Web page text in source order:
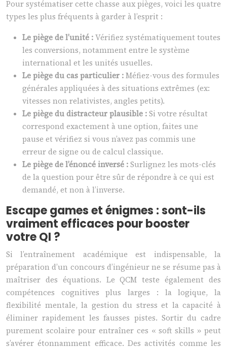
Pour systématiser cette chasse aux pièges, voici les quatre
types les plus fréquents à garder à l’esprit :
Le piège de l’unité :Vérifiez systématiquement toutes
les conversions, notamment entre le système
international et les unités usuelles.
Le piège du cas particulier :Méfiez-vous des formules
générales appliquées à des situations extrêmes (ex:
vitesses non relativistes, angles petits).
Le piège du distracteur plausible :Si votre résultat
correspond exactement à une option, faites une
pause et vérifiez si vous n’avez pas commis une
erreur de signe ou de calcul classique.
Le piège de l’énoncé inversé :Surlignez les mots-clés
de la question pour être sûr de répondre à ce qui est
demandé, et non à l’inverse.
Escape games et énigmes : sont-ils
vraiment efficaces pour booster
votre QI ?
Si l’entraînement académique est indispensable, la
préparation d’un concours d’ingénieur ne se résume pas à
maîtriser des équations. Le QCM teste également des
compétences cognitives plus larges : la logique, la
flexibilité mentale, la gestion du stress et la capacité à
éliminer rapidement les fausses pistes. Sortir du cadre
purement scolaire pour entraîner ces « soft skills » peut
s’avérer étonnamment efficace. Des activités comme les